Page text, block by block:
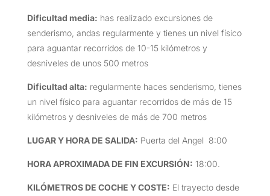
Dificultad media: has realizado excursiones de
senderismo, andas regularmente y tienes un nivel físico
para aguantar recorridos de 10-15 kilómetros y
desniveles de unos 500 metros
Dificultad alta: regularmente haces senderismo, tienes
un nivel físico para aguantar recorridos de más de 15
kilómetros y desniveles de más de 700 metros
LUGAR Y HORA DE SALIDA: Puerta del Angel 8:00
HORA APROXIMADA DE FIN EXCURSIÓN: 18:00.
KILÓMETROS DE COCHE Y COSTE: El trayecto desde